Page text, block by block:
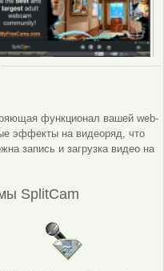
функционал вашей web-
эффекты на видеоряд, что
запись и загрузка видео на
SplitCam